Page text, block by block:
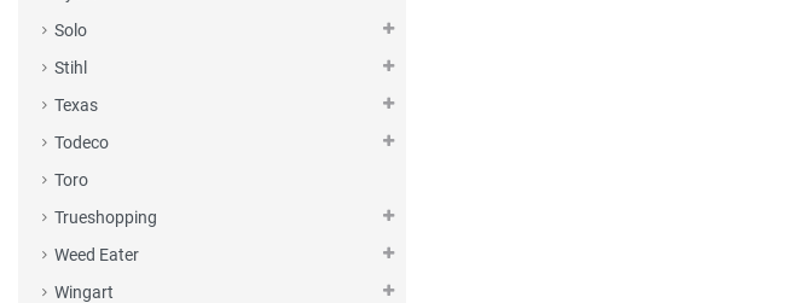
Solo
Stihl
Texas
Todeco
Toro
Trueshopping
Weed Eater
Wingart